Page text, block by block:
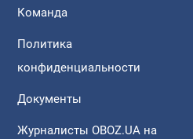
Команда
Политика
конфиденциальности
Документы
Журналисты OBOZ.UA на